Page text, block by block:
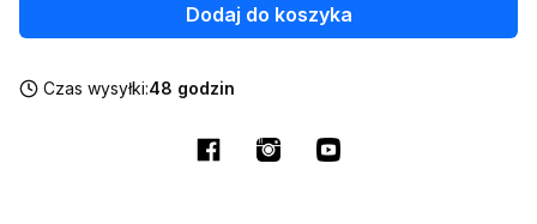
Dodaj do koszyka
Czas wysyłki:48 godzin